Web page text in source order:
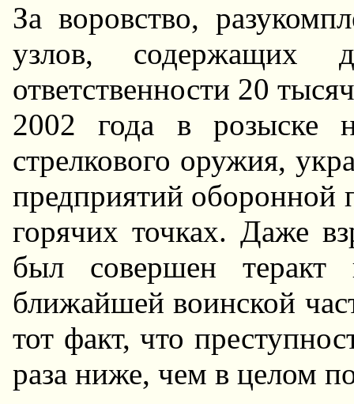
За воровство,
узлов, содержащих
ответственности 20
2002 года в розыске
стрелкового оружия,
предприятий
горячих точках. Даже
был совершен
ближайшей воинской
тот факт, что
раза ниже, чем в целом